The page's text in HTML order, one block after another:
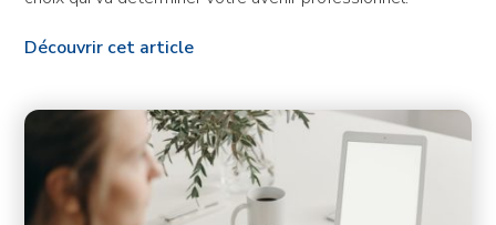
Découvrir cet article